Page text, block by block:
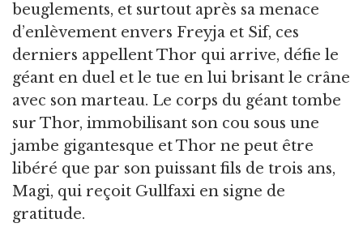
beuglements, et surtout après sa menace
d’enlèvement envers Freyja et Sif, ces
derniers appellent Thor qui arrive, défie le
géant en duel et le tue en lui brisant le crâne
avec son marteau. Le corps du géant tombe
sur Thor, immobilisant son cou sous une
jambe gigantesque et Thor ne peut être
libéré que par son puissant fils de trois ans,
Magi, qui reçoit Gullfaxi en signe de
gratitude.